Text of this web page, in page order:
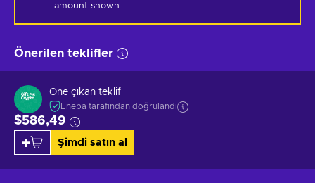
amount shown.
Önerilen teklifler
Öne çıkan teklif
Eneba tarafından doğrulandı
$586,49
Şimdi satın al